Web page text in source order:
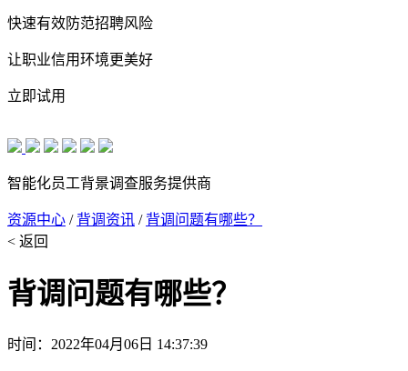
快速有效防范招聘风险
让职业信用环境更美好
立即试用
智能化员工背景调查服务提供商
资源中心 / 背调资讯 / 背调问题有哪些？
< 返回
背调问题有哪些？
时间：2022年04月06日 14:37:39